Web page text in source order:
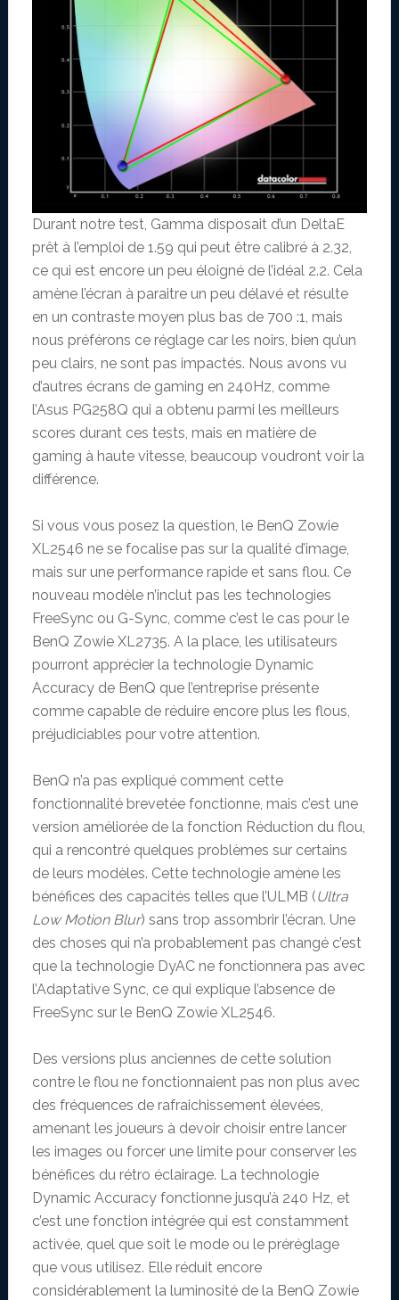
Durant notre test, Gamma disposait d’un DeltaE
prêt à l’emploi de 1.59 qui peut être calibré à 2.32,
ce qui est encore un peu éloigné de l’idéal 2.2. Cela
amène l’écran à paraitre un peu délavé et résulte
en un contraste moyen plus bas de 700 :1, mais
nous préférons ce réglage car les noirs, bien qu’un
peu clairs, ne sont pas impactés. Nous avons vu
d’autres écrans de gaming en 240Hz, comme
l’Asus PG258Q qui a obtenu parmi les meilleurs
scores durant ces tests, mais en matière de
gaming à haute vitesse, beaucoup voudront voir la
différence.
Si vous vous posez la question, le BenQ Zowie
XL2546 ne se focalise pas sur la qualité d’image,
mais sur une performance rapide et sans flou. Ce
nouveau modèle n’inclut pas les technologies
FreeSync ou G-Sync, comme c’est le cas pour le
BenQ Zowie XL2735. A la place, les utilisateurs
pourront apprécier la technologie Dynamic
Accuracy de BenQ que l’entreprise présente
comme capable de réduire encore plus les flous,
préjudiciables pour votre attention.
BenQ n’a pas expliqué comment cette
fonctionnalité brevetée fonctionne, mais c’est une
version améliorée de la fonction Réduction du flou,
qui a rencontré quelques problèmes sur certains
de leurs modèles. Cette technologie amène les
bénéfices des capacités telles que l’ULMB (Ultra
Low Motion Blur) sans trop assombrir l’écran. Une
des choses qui n’a probablement pas changé c’est
que la technologie DyAC ne fonctionnera pas avec
l’Adaptative Sync, ce qui explique l’absence de
FreeSync sur le BenQ Zowie XL2546.
Des versions plus anciennes de cette solution
contre le flou ne fonctionnaient pas non plus avec
des fréquences de rafraichissement élevées,
amenant les joueurs à devoir choisir entre lancer
les images ou forcer une limite pour conserver les
bénéfices du rétro éclairage. La technologie
Dynamic Accuracy fonctionne jusqu’à 240 Hz, et
c’est une fonction intégrée qui est constamment
activée, quel que soit le mode ou le préréglage
que vous utilisez. Elle réduit encore
considérablement la luminosité de la BenQ Zowie